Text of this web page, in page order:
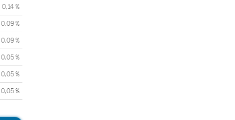
0,14 %
0,09 %
0,09 %
0,05 %
0,05 %
0,05 %